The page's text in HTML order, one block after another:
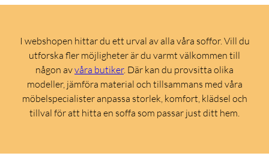
I webshopen hittar du ett urval av alla våra soffor. Vill du
utforska fler möjligheter är du varmt välkommen till
någon avvåra butiker. Där kan du provsitta olika
modeller, jämföra material och tillsammans med våra
möbelspecialister anpassa storlek, komfort, klädsel och
tillval för att hitta en soffa som passar just ditt hem.